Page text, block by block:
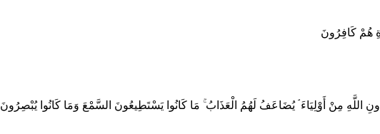
هُمْ كَافِرُونَ
اللَّهِ مِنْ أَوْلِيَاءَ ۘ يُضَاعَفُ لَهُمُ الْعَذَابُ ۚ مَا كَانُوا يَسْتَطِيعُونَ السَّمْعَ وَمَا كَانُوا يُبْصِرُونَ